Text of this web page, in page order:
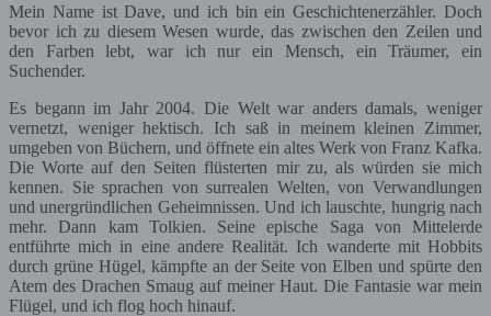
Mein Name ist Dave, und ich bin ein Geschichtenerzähler. Doch
bevor ich zu diesem Wesen wurde, das zwischen den Zeilen und
den Farben lebt, war ich nur ein Mensch, ein Träumer, ein
Suchender.
Es begann im Jahr 2004. Die Welt war anders damals, weniger
vernetzt, weniger hektisch. Ich saß in meinem kleinen Zimmer,
umgeben von Büchern, und öffnete ein altes Werk von Franz Kafka.
Die Worte auf den Seiten flüsterten mir zu, als würden sie mich
kennen. Sie sprachen von surrealen Welten, von Verwandlungen
und unergründlichen Geheimnissen. Und ich lauschte, hungrig nach
mehr. Dann kam Tolkien. Seine epische Saga von Mittelerde
entführte mich in eine andere Realität. Ich wanderte mit Hobbits
durch grüne Hügel, kämpfte an der Seite von Elben und spürte den
Atem des Drachen Smaug auf meiner Haut. Die Fantasie war mein
Flügel, und ich flog hoch hinauf.